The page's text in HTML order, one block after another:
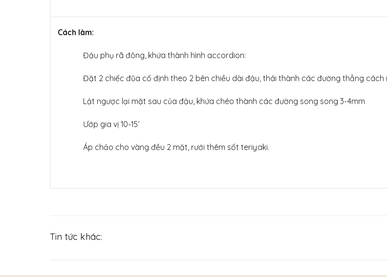
Cách làm:
Đậu phụ rã đông, khứa thành hình accordion:
Đặt 2 chiếc đũa cố định theo 2 bên chiều dài đậu, thái thành các đường thẳng cách
Lật ngược lại mặt sau của đậu, khứa chéo thành các đường song song 3-4mm
Ướp gia vị 10-15’
Áp chảo cho vàng đều 2 mặt, rưới thêm sốt teriyaki.
Tin tức khác: